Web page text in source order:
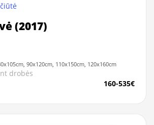
(2017)
90x120cm, 110x150cm, 120x160cm
drobės
160-535€